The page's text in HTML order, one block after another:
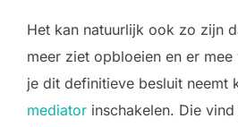
Het kan natuurlijk ook zo zijn
meer ziet opbloeien en er
je dit definitieve besluit neemt
mediator inschakelen. Die